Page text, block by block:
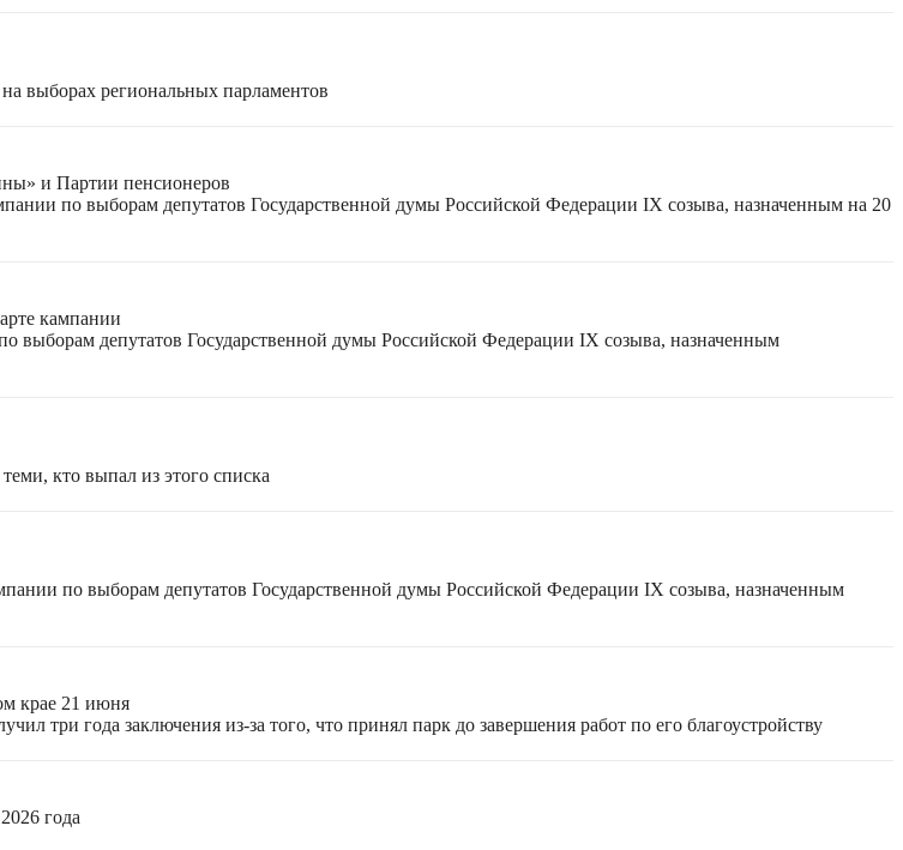
выборах региональных парламентов
и Партии пенсионеров
по выборам депутатов Государственной думы Российской Федерации IX созыва, назначенным на 20
кампании
выборам депутатов Государственной думы Российской Федерации IX созыва, назначенным
кто выпал из этого списка
по выборам депутатов Государственной думы Российской Федерации IX созыва, назначенным
крае 21 июня
три года заключения из-за того, что принял парк до завершения работ по его благоустройству
года